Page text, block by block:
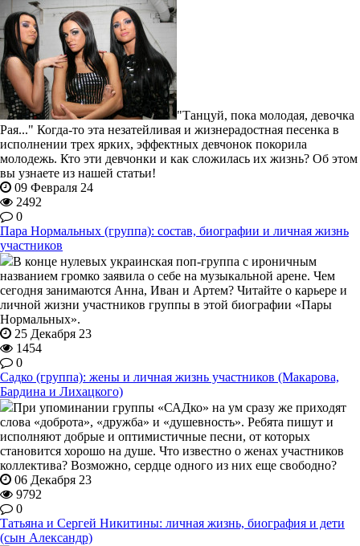
"Танцуй, пока молодая, девочка
Рая..." Когда-то эта незатейливая и жизнерадостная песенка в
исполнении трех ярких, эффектных девчонок покорила
молодежь. Кто эти девчонки и как сложилась их жизнь? Об этом
вы узнаете из нашей статьи!
09 Февраля 24
2492
0
Пара Нормальных (группа): состав, биографии и личная жизнь
участников
В конце нулевых украинская поп-группа с ироничным
названием громко заявила о себе на музыкальной арене. Чем
сегодня занимаются Анна, Иван и Артем? Читайте о карьере и
личной жизни участников группы в этой биографии «Пары
Нормальных».
25 Декабря 23
1454
0
Садко (группа): жены и личная жизнь участников (Макарова,
Бардина и Лихацкого)
При упоминании группы «САДко» на ум сразу же приходят
слова «доброта», «дружба» и «душевность». Ребята пишут и
исполняют добрые и оптимистичные песни, от которых
становится хорошо на душе. Что известно о женах участников
коллектива? Возможно, сердце одного из них еще свободно?
06 Декабря 23
9792
0
Татьяна и Сергей Никитины: личная жизнь, биография и дети
(сын Александр)